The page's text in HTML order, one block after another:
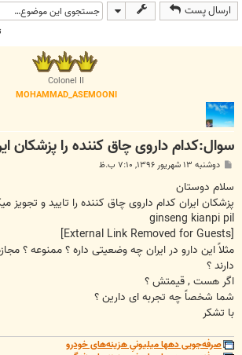
ارسال پست
Colonel II
MOHAMMAD_ASEMOONI
سوال:کدام داروی چاق کننده را پزشکان
ت
دوشنبه ۱۳ شهریور ۱۳۹۶, ۷:۱۰ ب.ظ
سلام دوستان
پزشکان ایران کدام داروی چاق کننده را تایید و تجویز
ginseng kianpi pil
[External Link Removed for Guests]
مثلاً این دارو در ایران چه وضعیتی داره ؟ ممنوعه ؟
دارند ؟
اگر هست , قیمتش ؟
شما شخصاً چه تجربه ای دارین ؟
با تشکر
صرفه‌جویی دهها میلیونیِ هزینه‌های خودرو